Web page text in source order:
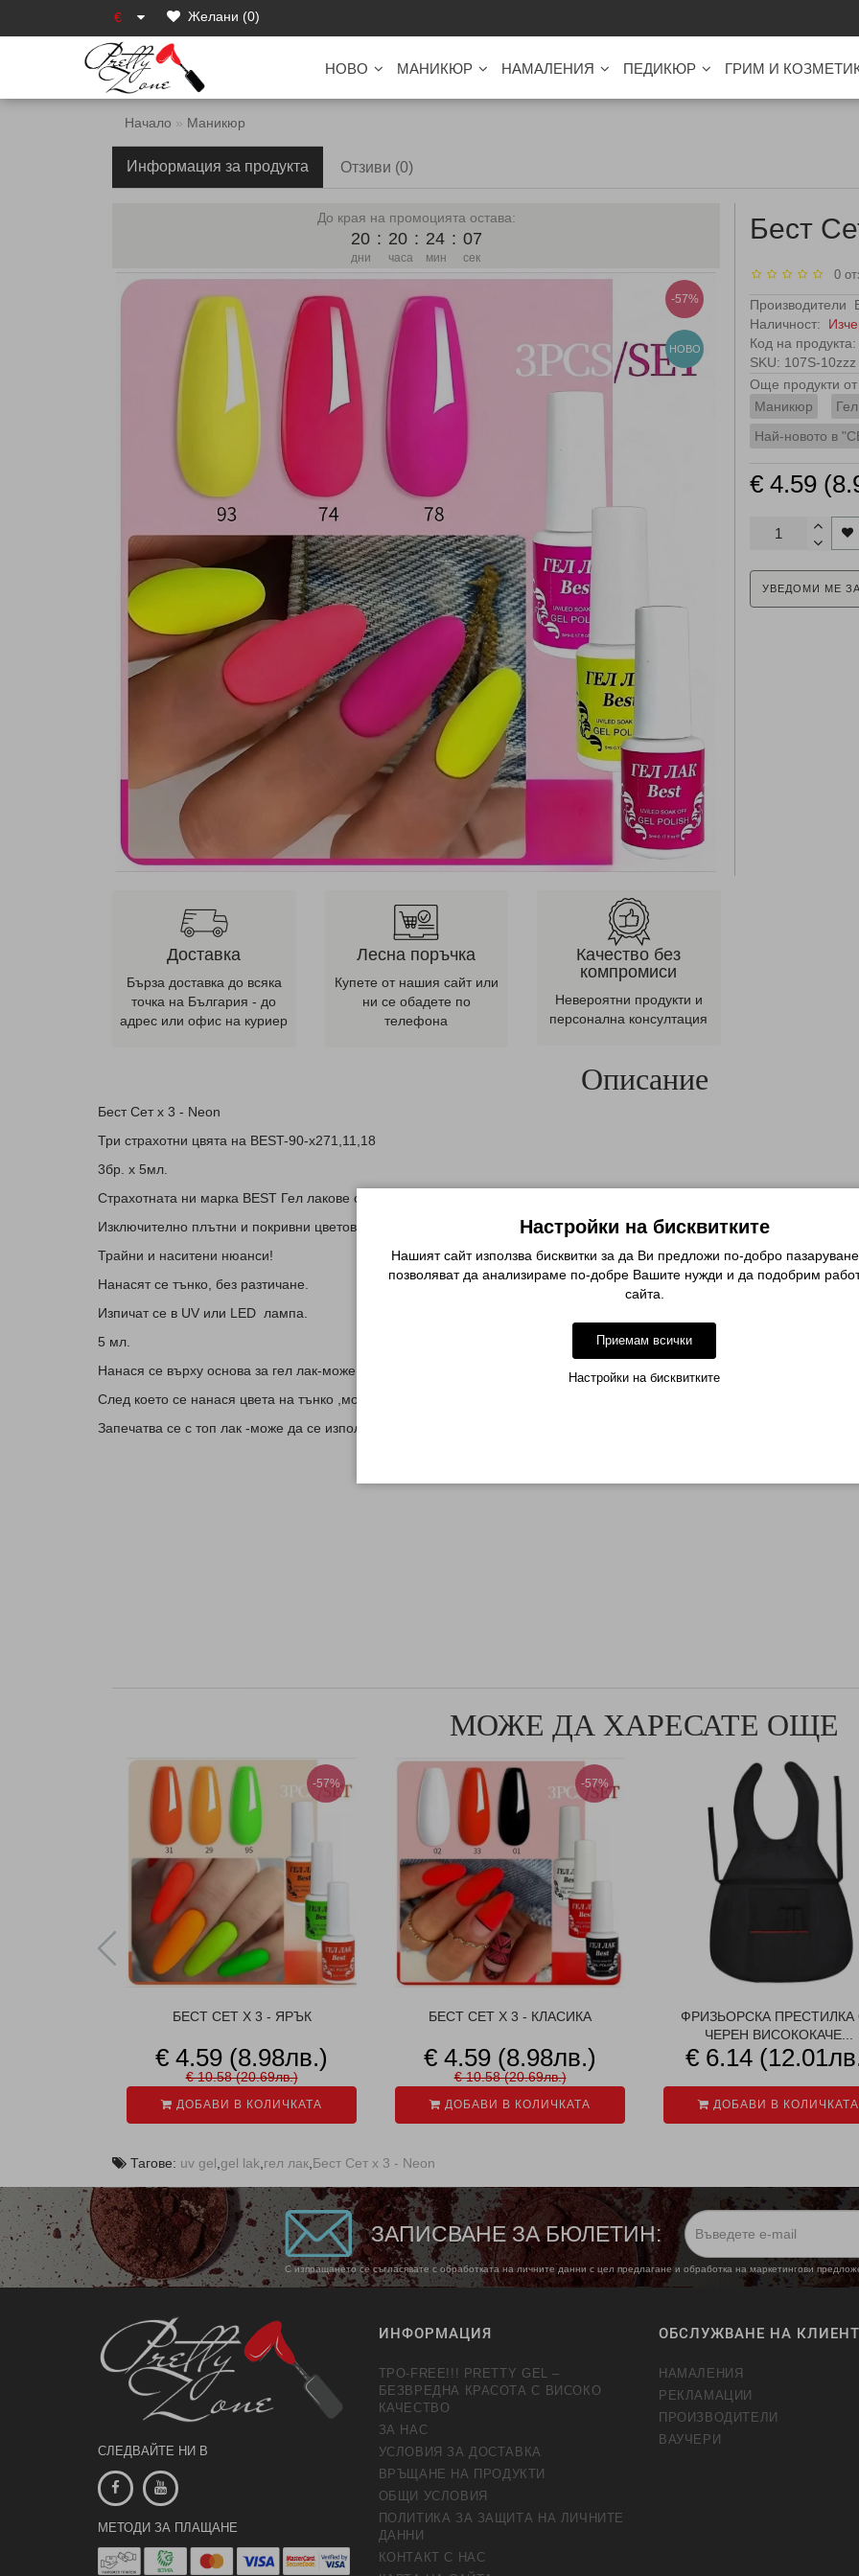
€ Желани (0)
НОВО МАНИКЮР НАМАЛЕНИЯ ПЕДИКЮР ГРИМ И
Начало Маникюр
Информация за продукта Отзиви (0)
До края на промоцията остава:
20
дни
: 20
часа
: 24
мин
: 06
сек
-57%
НОВО
Доставка
Бърза доставка до всяка
точка на България - до
адрес или офис на куриер
Лесна поръчка
Купете от нашия сайт или
ни се обадете по
телефона
Качество без
компромиси
Невероятни продукти и
персонална консултация
Бест
0
Производители
Наличност:
Код на продукта:
SKU: 107S-10zzz
Още продукти от
Маникюр
Най-новото в
€ 4.59
УВЕДОМИ МЕ
Описание
Бест Сет x 3 - Neon
Три страхотни цвята на BEST-90-x271,11,18
3бр. х 5мл.
Страхотната ни марка BEST Гел лакове са с високо качество и на достъпна цена!
Изключително плътни и покривни цветове!
Трайни и наситени нюанси!
Нанасят се тънко, без разтичане.
Изпичат се в UV или LED лампа.
5 мл.
Нанася се върху основа за гел лак-може да се използва и на друга марка-съвместими са .
След което се нанася цвета на тънко ,може след изпичане на първият цветен гел да се нанесе още един цветен слой.
Запечатва се с топ лак -може да се използва и на друга марка-съвместими са
МОЖЕ ДА ХАРЕСАТЕ ОЩЕ
-57%
БЕСТ СЕТ X 3 - ЯРЪК
€ 4.59 (8.98лв.)
€ 10.58 (20.69лв.)
ДОБАВИ В КОЛИЧКАТА
-57%
БЕСТ СЕТ X 3 - КЛАСИКА
€ 4.59 (8.98лв.)
€ 10.58 (20.69лв.)
ДОБАВИ В КОЛИЧКАТА
ФРИЗЬОРСКА ПРЕСТИЛКА
ЧЕРЕН ВИСОКОКАЧЕ...
€ 6.14
ДОБАВИ В КОЛИЧКАТА
Тагове: uv gel gel lak гел лак Бест Сет x 3 - Neon
ЗАПИСВАНЕ ЗА БЮЛЕТИН:
С изпращането се съгласявате с обработката на личните данни с цел предлагане и обработка на маркетингови
СЛЕДВАЙТЕ НИ В
МЕТОДИ ЗА ПЛАЩАНЕ
ИНФОРМАЦИЯ
TPO-FREE!!! PRETTY GEL –
БЕЗВРЕДНА КРАСОТА С ВИСОКО
КАЧЕСТВО
ЗА НАС
УСЛОВИЯ ЗА ДОСТАВКА
ВРЪЩАНЕ НА ПРОДУКТИ
ОБЩИ УСЛОВИЯ
ПОЛИТИКА ЗА ЗАЩИТА НА ЛИЧНИТЕ
ДАННИ
КОНТАКТ С НАС
ОБСЛУЖВАНЕ НА
НАМАЛЕНИЯ
РЕКЛАМАЦИИ
ПРОИЗВОДИТЕЛИ
ВАУЧЕРИ
Настройки на бисквитките
Нашият сайт използва бисквитки за да Ви предложи по-добро
позволяват да анализираме по-добре Вашите нужди и да подобрим
сайта.
Приемам всички
Настройки на бисквитките